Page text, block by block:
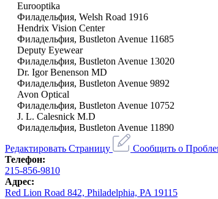
Eurooptika
Филадельфия, Welsh Road 1916
Hendrix Vision Center
Филадельфия, Bustleton Avenue 11685
Deputy Eyewear
Филадельфия, Bustleton Avenue 13020
Dr. Igor Benenson MD
Филадельфия, Bustleton Avenue 9892
Avon Optical
Филадельфия, Bustleton Avenue 10752
J. L. Calesnick M.D
Филадельфия, Bustleton Avenue 11890
Редактировать Страницу
Сообщить о
Телефон:
215-856-9810
Адрес:
Red Lion Road 842, Philadelphia, PA 19115